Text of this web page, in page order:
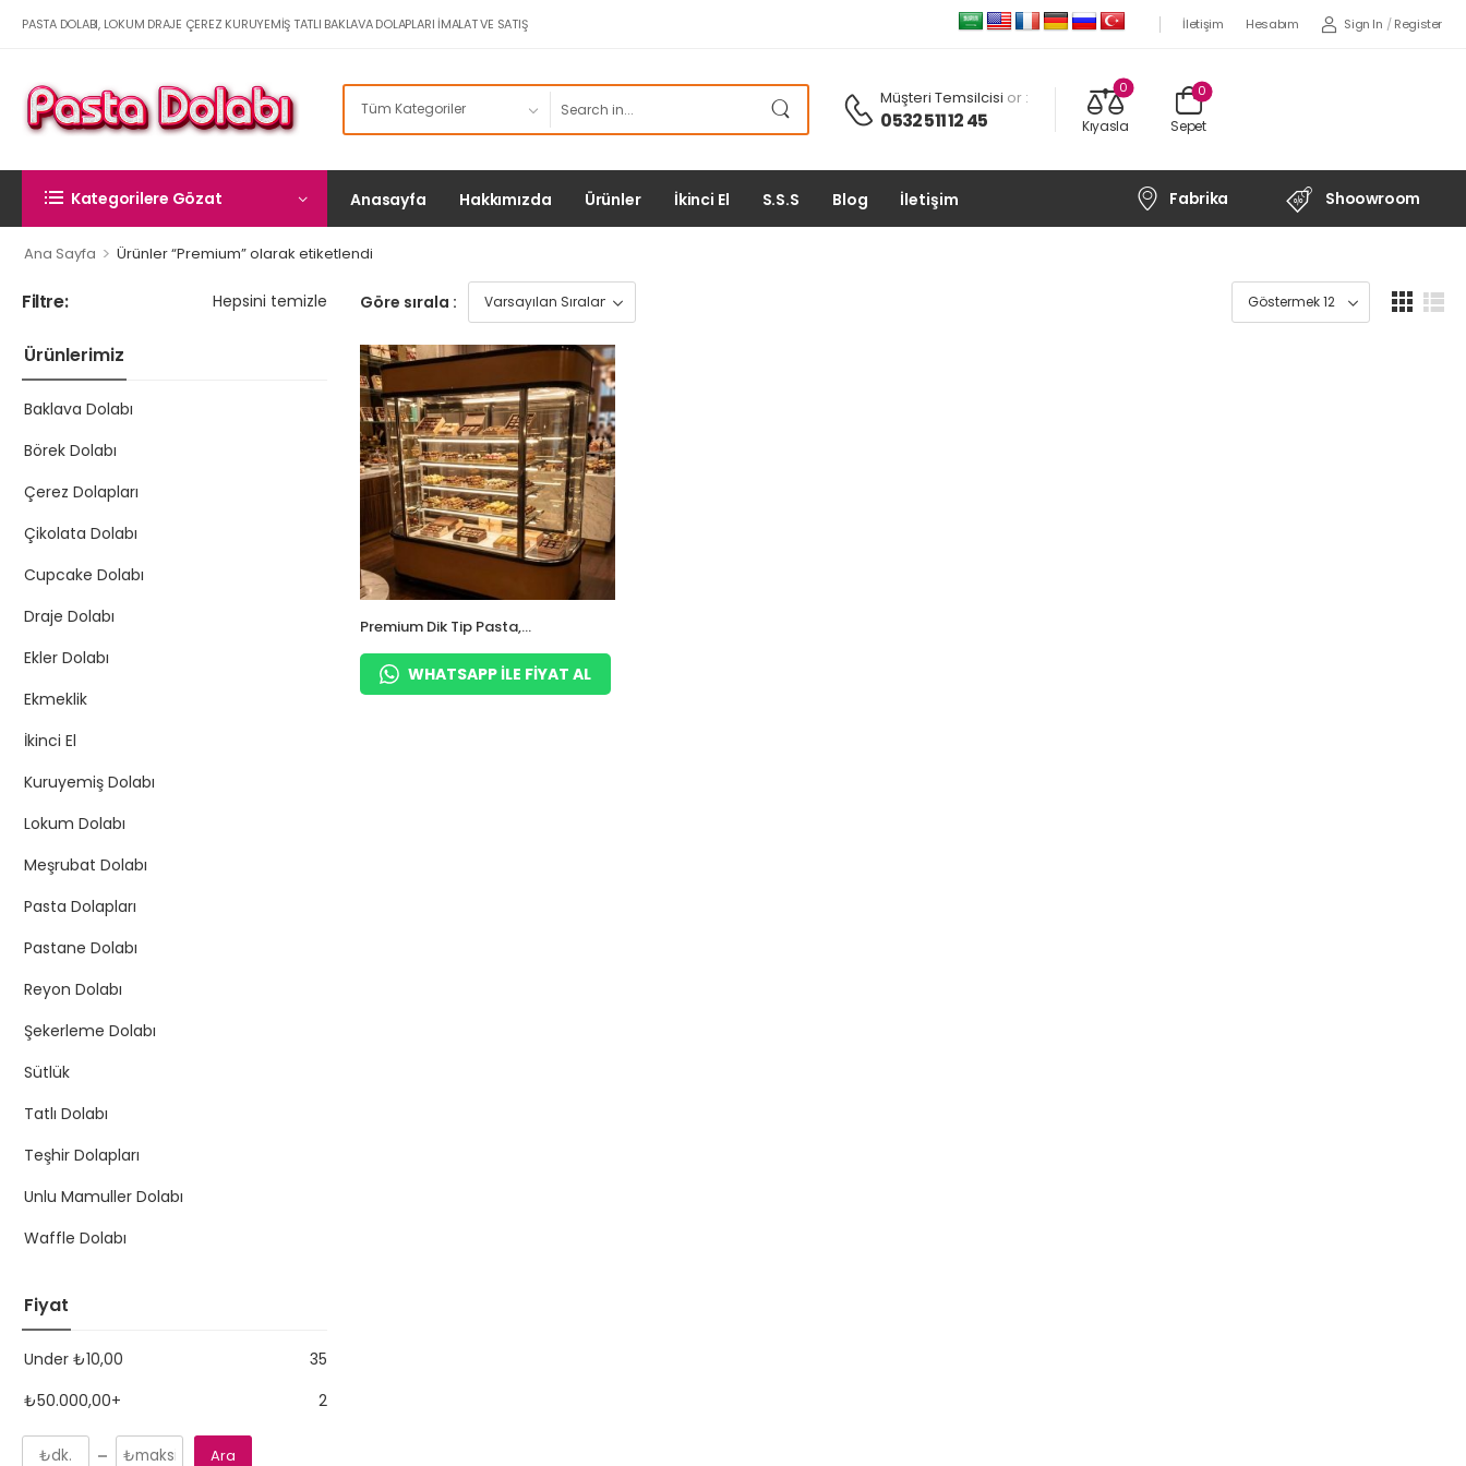
PASTA DOLABI, LOKUM DRAJE ÇEREZ KURUYEMIŞ TATLI BAKLAVA DOLAPLARI İMALAT VE SATIŞ İletişim Hesabım Sign In / Register
Müşteri Temsilcisi or :
0532 511 12 45
0
Kıyasla Sepet
0
Kategorilere Gözat Anasayfa Hakkımızda Ürünler İkinci El S.S.S Blog İletişim Fabrika Shoowroom
Ana Sayfa > Ürünler “Premium” olarak etiketlendi
Filtre: Hepsini temizle
Ürünlerimiz
Baklava Dolabı
Börek Dolabı
Çerez Dolapları
Çikolata Dolabı
Cupcake Dolabı
Draje Dolabı
Ekler Dolabı
Ekmeklik
İkinci El
Kuruyemiş Dolabı
Lokum Dolabı
Meşrubat Dolabı
Pasta Dolapları
Pastane Dolabı
Reyon Dolabı
Şekerleme Dolabı
Sütlük
Tatlı Dolabı
Teşhir Dolapları
Unlu Mamuller Dolabı
Waffle Dolabı
Fiyat
Under ₺10,00
35
₺50.000,00+ 2
Ara
Göre sırala :
Premium Dik Tip Pasta,
Dolabı WHATSAPP ILE FIYAT AL